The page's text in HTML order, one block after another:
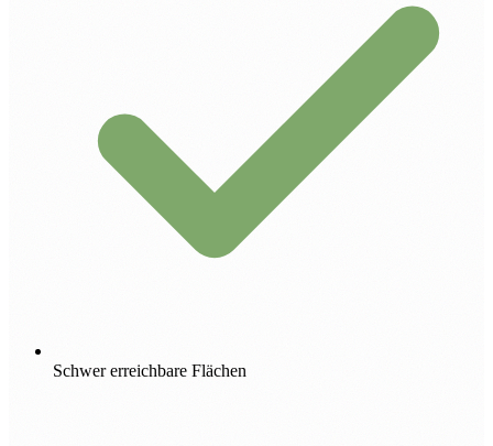
Schwer erreichbare Flächen